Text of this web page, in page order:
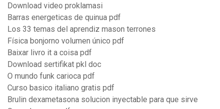
Download video proklamasi
Barras energeticas de quinua pdf
Los 33 temas del aprendiz mason terrones
Física bonjorno volumen único pdf
Baixar livro it a coisa pdf
Download sertifikat pkl doc
O mundo funk carioca pdf
Curso basico italiano gratis pdf
Brulin dexametasona solucion inyectable para que sirve